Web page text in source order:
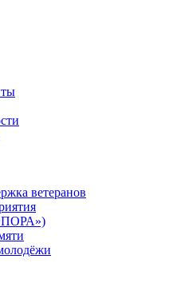
ветеранов